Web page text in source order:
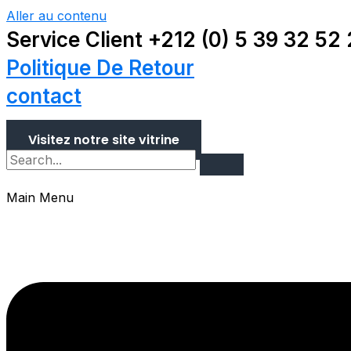
Aller au contenu
Service Client +212 (0) 5 39 32 52
Politique De Retour
contact
Visitez notre site vitrine
Main Menu